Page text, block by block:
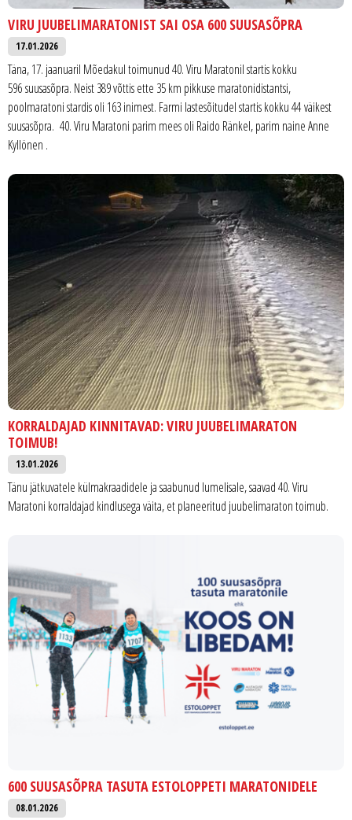
VIRU JUUBELIMARATONIST SAI OSA 600 SUUSASÕPRA
17.01.2026
Täna, 17. jaanuaril Mõedakul toimunud 40. Viru Maratonil startis kokku
596 suusasõpra. Neist 389 võttis ette 35 km pikkuse maratonidistantsi,
poolmaratoni stardis oli 163 inimest. Farmi lastesõitudel startis kokku 44 väikest
suusasõpra. 40. Viru Maratoni parim mees oli Raido Ränkel, parim naine Anne
Kyllönen .
KORRALDAJAD KINNITAVAD: VIRU JUUBELIMARATON
TOIMUB!
13.01.2026
Tänu jätkuvatele külmakraadidele ja saabunud lumelisale, saavad 40. Viru
Maratoni korraldajad kindlusega väita, et planeeritud juubelimaraton toimub.
600 SUUSASÕPRA TASUTA ESTOLOPPETI MARATONIDELE
08.01.2026